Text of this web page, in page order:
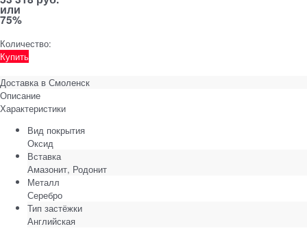
или
75%
Количество:
Купить
Доставка в Смоленск
Описание
Характеристики
Вид покрытия
Оксид
Вставка
Амазонит, Родонит
Металл
Серебро
Тип застёжки
Английская